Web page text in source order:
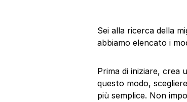
Sei alla ricerca della
abbiamo elencato i
Prima di iniziare, crea
questo modo,
più semplice. Non